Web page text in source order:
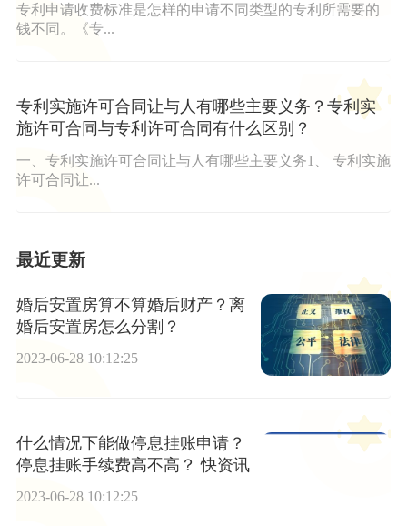
专利申请收费标准是怎样的申请不同类型的专利所需要的
钱不同。《专...
专利实施许可合同让与人有哪些主要义务？专利实
施许可合同与专利许可合同有什么区别？
一、专利实施许可合同让与人有哪些主要义务1、 专利实施
许可合同让...
最近更新
婚后安置房算不算婚后财产？离
婚后安置房怎么分割？
2023-06-28 10:12:25
什么情况下能做停息挂账申请？
停息挂账手续费高不高？ 快资讯
2023-06-28 10:12:25